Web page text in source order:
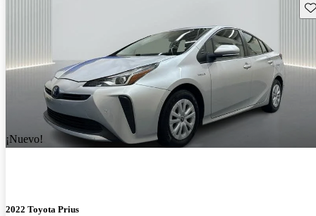
¡Nuevo!
2022 Toyota Prius